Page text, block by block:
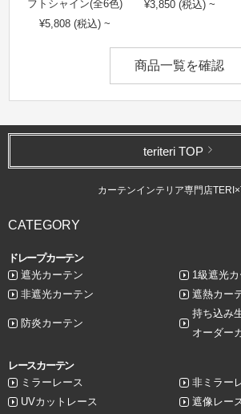
フトシャイン(全6色)
¥5,808 (税込) ~
¥3,850 (税込) ~
商品一覧を確認
teriteri TOP
カーテンインテリア専門店
CATEGORY
ドレープカーテン
遮光カーテン
1級遮光
非遮光カーテン
遮熱カー
防炎カーテン
持ち込み
オーダー
レースカーテン
ミラーレース
非ミラー
UVカットレース
遮像レー